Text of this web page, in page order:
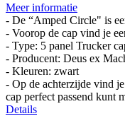
Meer informatie
- De “Amped Circle" is
- Voorop de cap vind je
- Type: 5 panel Trucker
- Producent: Deus ex
- Kleuren: zwart
- Op de achterzijde vind
cap perfect passend kunt
Details